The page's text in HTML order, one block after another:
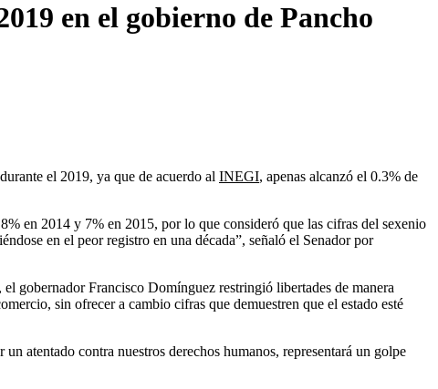
en el gobierno de Pancho
el 2019, ya que de acuerdo al INEGI, apenas alcanzó el 0.3% de
en 2014 y 7% en 2015, por lo que consideró que las cifras del sexenio
en el peor registro en una década”, señaló el Senador por
gobernador Francisco Domínguez restringió libertades de manera
sin ofrecer a cambio cifras que demuestren que el estado esté
atentado contra nuestros derechos humanos, representará un golpe